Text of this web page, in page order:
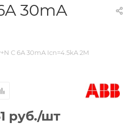
30mA
C 6A 30mA Icn=4.5kA 2M
руб./шт